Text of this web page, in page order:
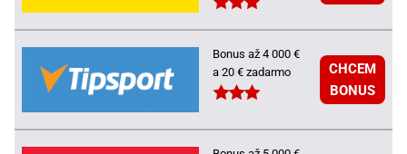
Bonus až 4 000 €
a 20 € zadarmo
CHCEM
BONUS